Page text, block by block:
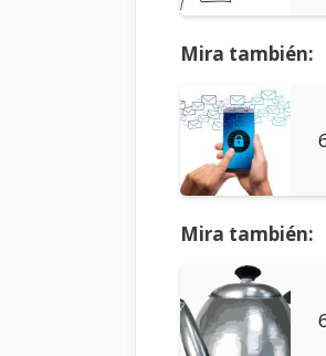
Mira también:
Mira también: